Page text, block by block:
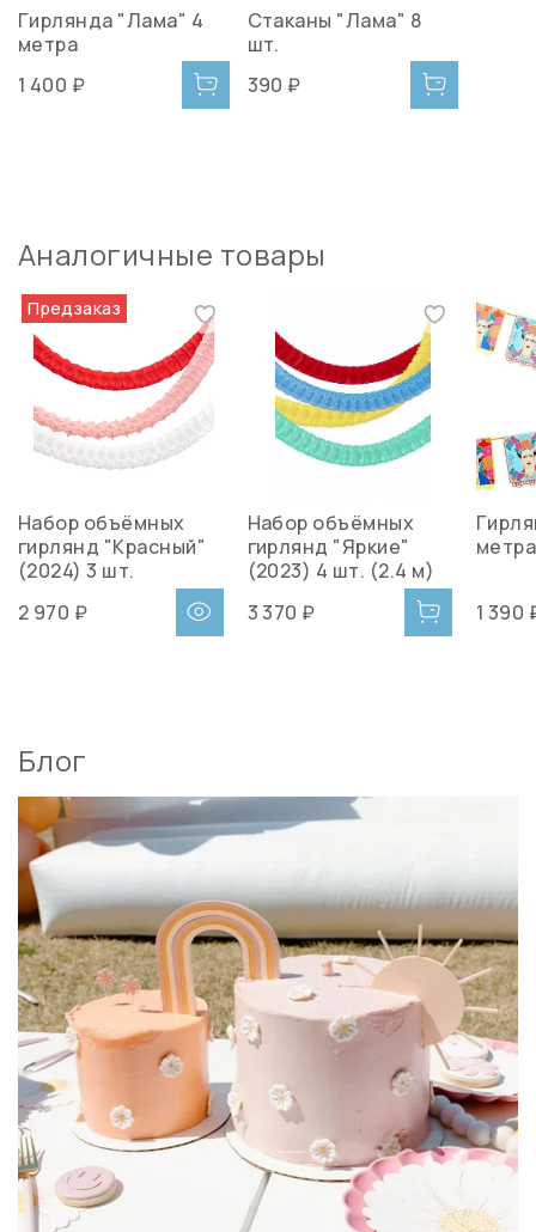
Гирлянда "Лама" 4
метра
1 400 ₽
Стаканы "Лама" 8
шт.
390 ₽
Аналогичные товары
Предзаказ
Набор объёмных
гирлянд "Красный"
(2024) 3 шт.
2 970 ₽
Набор объёмных
гирлянд "Яркие"
(2023) 4 шт. (2.4 м)
3 370 ₽
метра
1 390
Блог